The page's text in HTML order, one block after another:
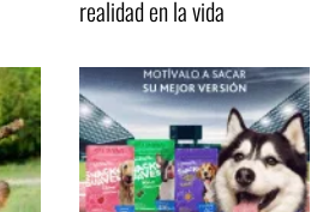
realidad en la vida